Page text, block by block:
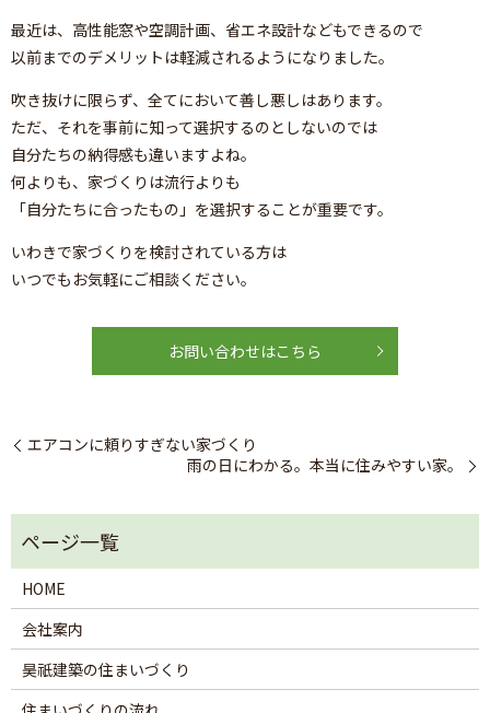
最近は、高性能窓や空調計画、省エネ設計などもできるので
以前までのデメリットは軽減されるようになりました。
吹き抜けに限らず、全てにおいて善し悪しはあります。
ただ、それを事前に知って選択するのとしないのでは
自分たちの納得感も違いますよね。
何よりも、家づくりは流行よりも
「自分たちに合ったもの」を選択することが重要です。
いわきで家づくりを検討されている方は
いつでもお気軽にご相談ください。
お問い合わせはこちら
エアコンに頼りすぎない家づくり
雨の日にわかる。本当に住みやすい家。
HOME
会社案内
昊祇建築の住まいづくり